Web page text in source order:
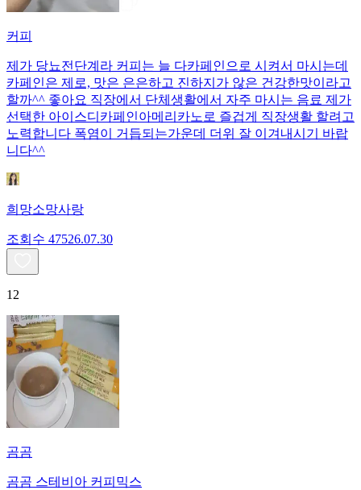
커피
제가 당뇨전단계라 커피는 늘 다카페인으로 시켜서 마시는데
카페인은 제로, 맛은 은은하고 진하지가 않은 건강한맛이라고
할까^^ 좋아요 직장에서 단체생활에서 자주 마시는 음료 제가
선택한 아이스디카페인아메리카노로 즐겁게 직장생활 할려고
노력합니다 폭염이 거듭되는가운데 더위 잘 이겨내시기 바랍
니다^^
희망소망사랑
조회수 47526.07.30
12
곰곰
곰곰 스테비아 커피믹스